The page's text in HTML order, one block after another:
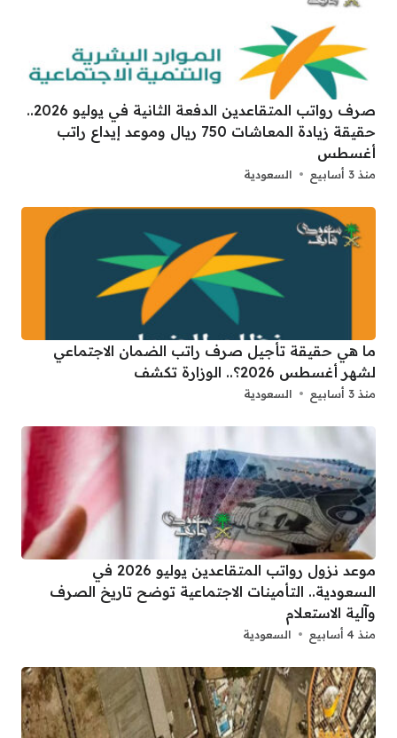
صرف رواتب المتقاعدين الدفعة الثانية في يوليو 2026..
حقيقة زيادة المعاشات 750 ريال وموعد إيداع راتب
أغسطس
منذ 3 أسابيع السعودية
ما هي حقيقة تأجيل صرف راتب الضمان الاجتماعي
لشهر أغسطس 2026؟.. الوزارة تكشف
منذ 3 أسابيع السعودية
موعد نزول رواتب المتقاعدين يوليو 2026 في
السعودية.. التأمينات الاجتماعية توضح تاريخ الصرف
وآلية الاستعلام
منذ 4 أسابيع السعودية